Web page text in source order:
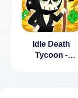
Idle Death
Tycoon -